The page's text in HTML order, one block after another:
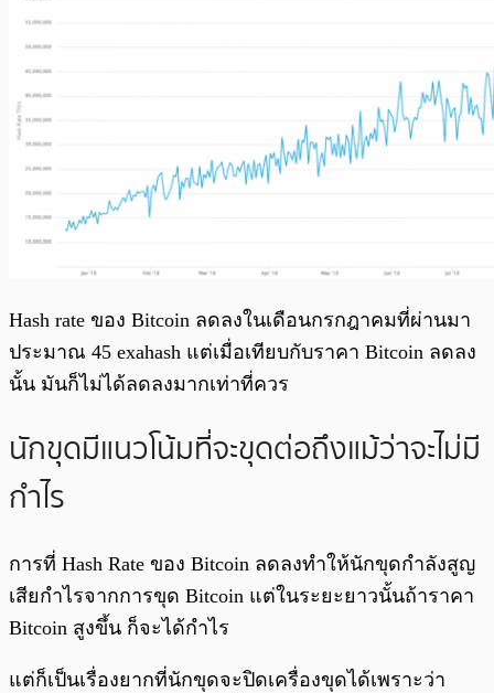
Hash rate ของ Bitcoin ลดลงในเดือนกรกฎาคมที่ผ่านมา
ประมาณ 45 exahash แต่เมื่อเทียบกับราคา Bitcoin ลดลง
นั้น มันก็ไม่ได้ลดลงมากเท่าที่ควร
นักขุดมีแนวโน้มที่จะขุดต่อถึงแม้ว่าจะไม่มี
กำไร
การที่ Hash Rate ของ Bitcoin ลดลงทำให้นักขุดกำลังสูญ
เสียกำไรจากการขุด Bitcoin แต่ในระยะยาวนั้นถ้าราคา
Bitcoin สูงขึ้น ก็จะได้กำไร
แต่ก็เป็นเรื่องยากที่นักขุดจะปิดเครื่องขุดได้เพราะว่า